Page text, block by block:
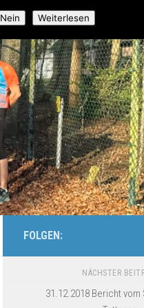
FOLGEN:
NÄCHSTER
31.12.2018 Bericht
Nein Weiterlesen